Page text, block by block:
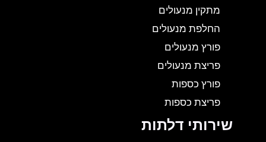
מתקין מנעולים
החלפת מנעולים
פורץ מנעולים
פריצת מנעולים
פורץ כספות
פריצת כספות
שירותי דלתות